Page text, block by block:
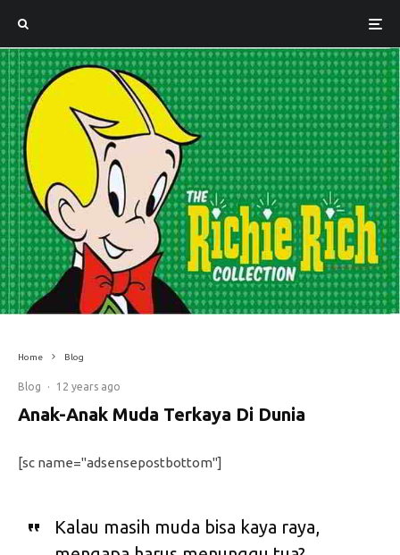
Home Blog
Blog · 12 years ago
Anak-Anak Muda Terkaya Di Dunia
[sc name="adsensepostbottom"]
Kalau masih muda bisa kaya raya,